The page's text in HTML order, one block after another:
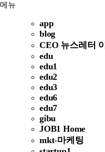
메뉴
app
blog
CEO 뉴스레터
edu
edu1
edu2
edu3
edu6
edu7
gibu
JOB1 Home
mkt-마케팅